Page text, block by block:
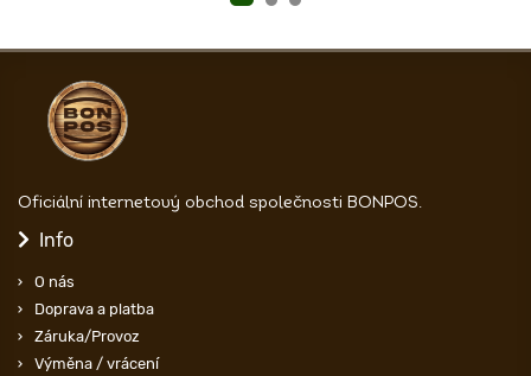
Oficiální internetový obchod společnosti BONPOS.
Info
O nás
Doprava a platba
Záruka/Provoz
Výměna / vrácení